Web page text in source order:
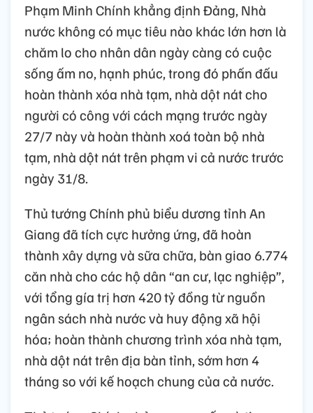
Phạm Minh Chính khẳng định Đảng, Nhà
nước không có mục tiêu nào khác lớn hơn là
chăm lo cho nhân dân ngày càng có cuộc
sống ấm no, hạnh phúc, trong đó phấn đấu
hoàn thành xóa nhà tạm, nhà dột nát cho
người có công với cách mạng trước ngày
27/7 này và hoàn thành xoá toàn bộ nhà
tạm, nhà dột nát trên phạm vi cả nước trước
ngày 31/8.
Thủ tướng Chính phủ biểu dương tỉnh An
Giang đã tích cực hưởng ứng, đã hoàn
thành xây dựng và sữa chữa, bàn giao 6.774
căn nhà cho các hộ dân “an cư, lạc nghiệp”,
với tổng gía trị hơn 420 tỷ đồng từ nguồn
ngân sách nhà nước và huy động xã hội
hóa; hoàn thành chương trình xóa nhà tạm,
nhà dột nát trên địa bàn tỉnh, sớm hơn 4
tháng so với kế hoạch chung của cả nước.